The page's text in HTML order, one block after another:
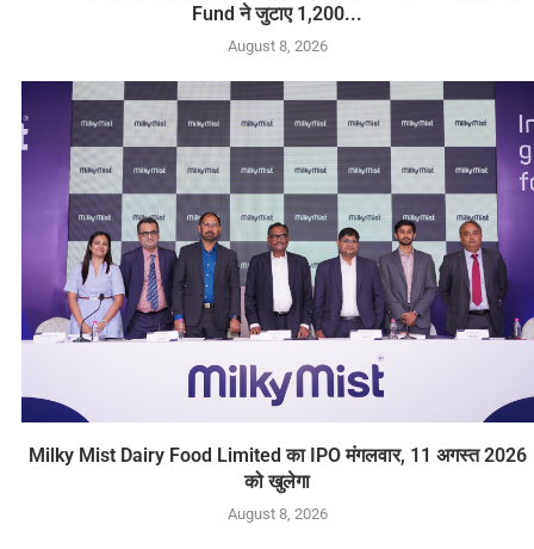
Fund ने जुटाए 1,200...
August 8, 2026
Milky Mist Dairy Food Limited का IPO मंगलवार, 11 अगस्त 2026
को खुलेगा
August 8, 2026